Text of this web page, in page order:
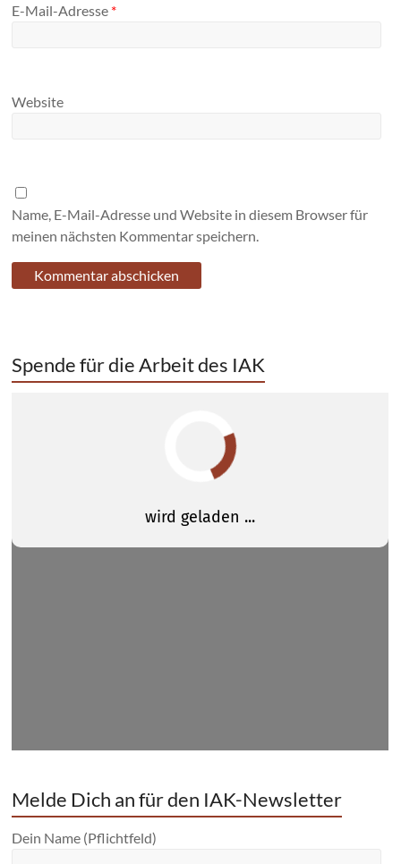
E-Mail-Adresse *
Website
Name, E-Mail-Adresse und Website in diesem Browser für
meinen nächsten Kommentar speichern.
Spende für die Arbeit des IAK
Melde Dich an für den IAK-Newsletter
Dein Name (Pflichtfeld)